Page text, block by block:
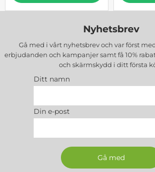
Nyhetsbrev
Gå med i vårt nyhetsbrev och var först
erbjudanden och kampanjer samt få 10%
och skärmskydd i ditt första
Ditt namn
Din e-post